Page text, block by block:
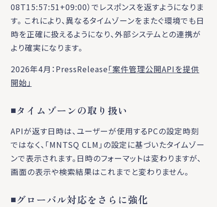
08T15:57:51+09:00）でレスポンスを返すようになりま
す。 これにより、異なるタイムゾーンをまたぐ環境でも日
時を正確に扱えるようになり、外部システムとの連携が
より確実になります。
2026年4月：PressRelease「案件管理公開APIを提供
開始」
◾️タイムゾーンの取り扱い
APIが返す日時は、ユーザーが使用するPCの設定時刻
ではなく、「MNTSQ CLM」の設定に基づいたタイムゾー
ンで表示されます。日時のフォーマットは変わりますが、
画面の表示や検索結果はこれまでと変わりません。
◾️グローバル対応をさらに強化